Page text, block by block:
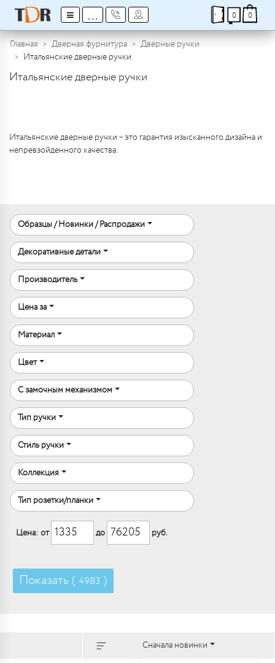
≡ ... 0 0
Главная Дверная фурнитура
Дверные ручки
Итальянские дверные ручки
Итальянские дверные ручки
Итальянские дверные ручки – это гарантия изысканного дизайна и
непревзойденного качества.
Образцы / Новинки / Распродажи
Декоративные детали
Производитель
Цена за
Материал
Цвет
С замочным механизмом
Тип ручки
Стиль ручки
Коллекция
Тип розетки/планки
Цена: от до руб.
Показать ( 4983 )
Сначала новинки